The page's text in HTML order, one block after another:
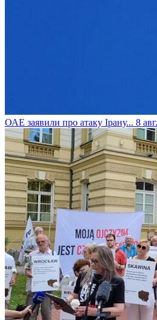
​ОАЕ заявили про атаку Ірану... 8